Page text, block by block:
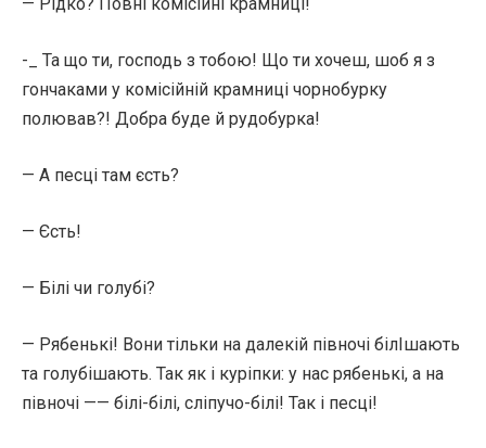
-_ Та що ти, господь з тобою! Що ти хочеш, шоб я з
гончаками у комісійній крамниці чорнобурку
полював?! Добра буде й рудобурка!
— А песці там єсть?
— Єсть!
— Білі чи голубі?
— Рябенькі! Вони тільки на далекій півночі білІшають
та голубішають. Так як і куріпки: у нас рябенькі, а на
півночі —— білі-білі, сліпучо-білі! Так і песці!